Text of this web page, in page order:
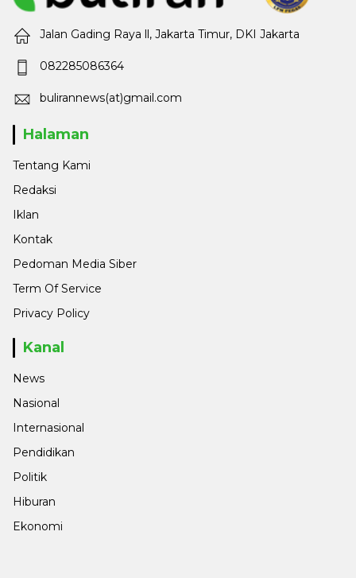
Jalan Gading Raya ll, Jakarta Timur, DKI Jakarta
082285086364
bulirannews(at)gmail.com
Halaman
Tentang Kami
Redaksi
Iklan
Kontak
Pedoman Media Siber
Term Of Service
Privacy Policy
Kanal
News
Nasional
Internasional
Pendidikan
Politik
Hiburan
Ekonomi